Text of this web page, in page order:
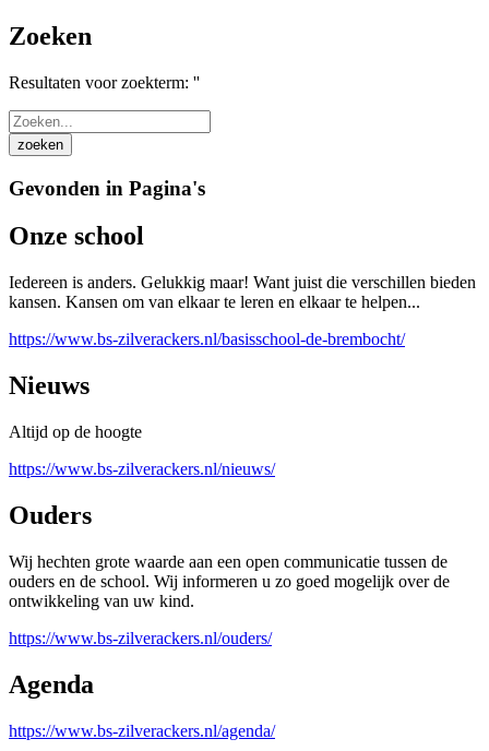
Zoeken
Resultaten voor zoekterm: ''
Gevonden in Pagina's
Onze school
Iedereen is anders. Gelukkig maar! Want juist die verschillen bieden
kansen. Kansen om van elkaar te leren en elkaar te helpen...
https://www.bs-zilverackers.nl/basisschool-de-brembocht/
Nieuws
Altijd op de hoogte
https://www.bs-zilverackers.nl/nieuws/
Ouders
Wij hechten grote waarde aan een open communicatie tussen de
ouders en de school. Wij informeren u zo goed mogelijk over de
ontwikkeling van uw kind.
https://www.bs-zilverackers.nl/ouders/
Agenda
https://www.bs-zilverackers.nl/agenda/